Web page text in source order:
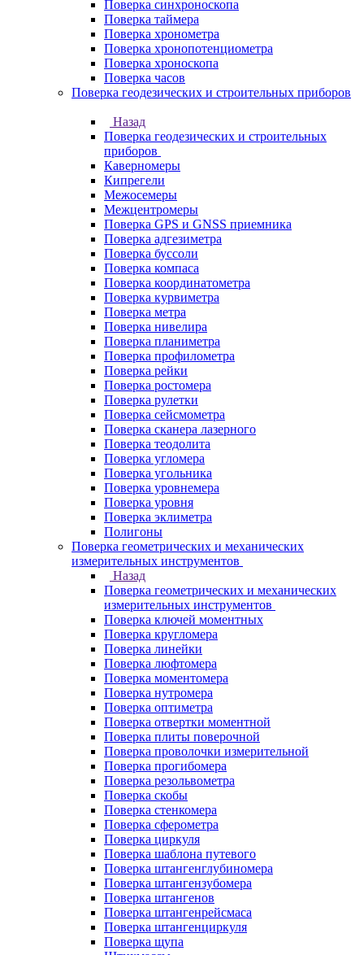
Поверка синхроноскопа
Поверка таймера
Поверка хронометра
Поверка хронопотенциометра
Поверка хроноскопа
Поверка часов
Поверка геодезических и строительных приборов
Назад
Поверка геодезических и строительных
приборов
Каверномеры
Кипрегели
Межосемеры
Межцентромеры
Поверка GPS и GNSS приемника
Поверка адгезиметра
Поверка буссоли
Поверка компаса
Поверка координатометра
Поверка курвиметра
Поверка метра
Поверка нивелира
Поверка планиметра
Поверка профилометра
Поверка рейки
Поверка ростомера
Поверка рулетки
Поверка сейсмометра
Поверка сканера лазерного
Поверка теодолита
Поверка угломера
Поверка угольника
Поверка уровнемера
Поверка уровня
Поверка эклиметра
Полигоны
Поверка геометрических и механических
измерительных инструментов
Назад
Поверка геометрических и механических
измерительных инструментов
Поверка ключей моментных
Поверка кругломера
Поверка линейки
Поверка люфтомера
Поверка моментомера
Поверка нутромера
Поверка оптиметра
Поверка отвертки моментной
Поверка плиты поверочной
Поверка проволочки измерительной
Поверка прогибомера
Поверка резольвометра
Поверка скобы
Поверка стенкомера
Поверка сферометра
Поверка циркуля
Поверка шаблона путевого
Поверка штангенглубиномера
Поверка штангензубомера
Поверка штангенов
Поверка штангенрейсмаса
Поверка штангенциркуля
Поверка щупа